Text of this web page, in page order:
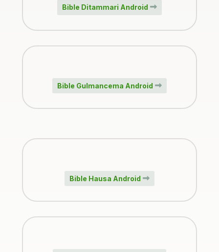
Bible Ditammari Android
Bible Gulmancema Android
Bible Hausa Android